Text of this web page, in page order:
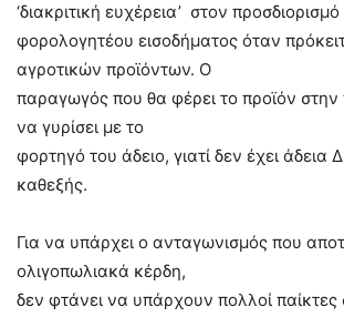
‘διακριτική ευχέρεια’ στον προσδιορισμό
φορολογητέου εισοδήματος όταν
αγροτικών προϊόντων. Ο
παραγωγός που θα φέρει το προϊόν στην
να γυρίσει με το
φορτηγό του άδειο, γιατί δεν έχει άδεια
καθεξής.
Για να υπάρχει ο ανταγωνισμός που
ολιγοπωλιακά κέρδη,
δεν φτάνει να υπάρχουν πολλοί